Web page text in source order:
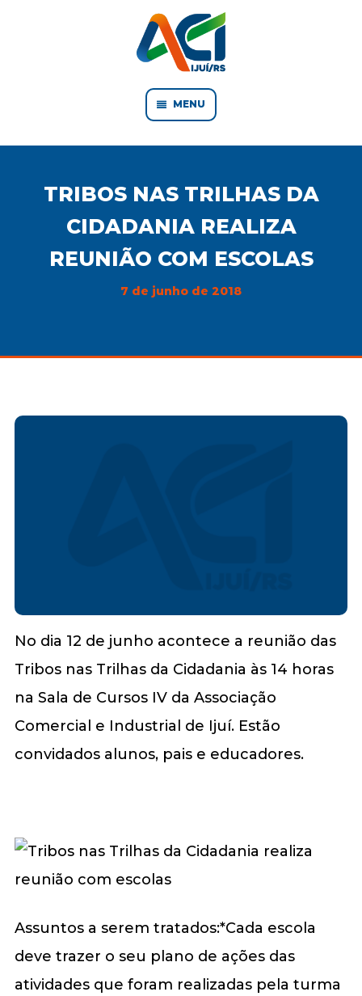
MENU
TRIBOS NAS TRILHAS DA
CIDADANIA REALIZA
REUNIÃO COM ESCOLAS
7 de junho de 2018
No dia 12 de junho acontece a reunião das
Tribos nas Trilhas da Cidadania às 14 horas
na Sala de Cursos IV da Associação
Comercial e Industrial de Ijuí. Estão
convidados alunos, pais e educadores.
Assuntos a serem tratados:*Cada escola
deve trazer o seu plano de ações das
atividades que foram realizadas pela turma